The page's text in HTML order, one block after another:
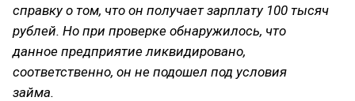
справку о том, что он получает зарплату 100 тысяч
рублей. Но при проверке обнаружилось, что
данное предприятие ликвидировано,
соответственно, он не подошел под условия
займа.